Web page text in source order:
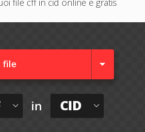
file cff in cid online e gratis
file
in CID